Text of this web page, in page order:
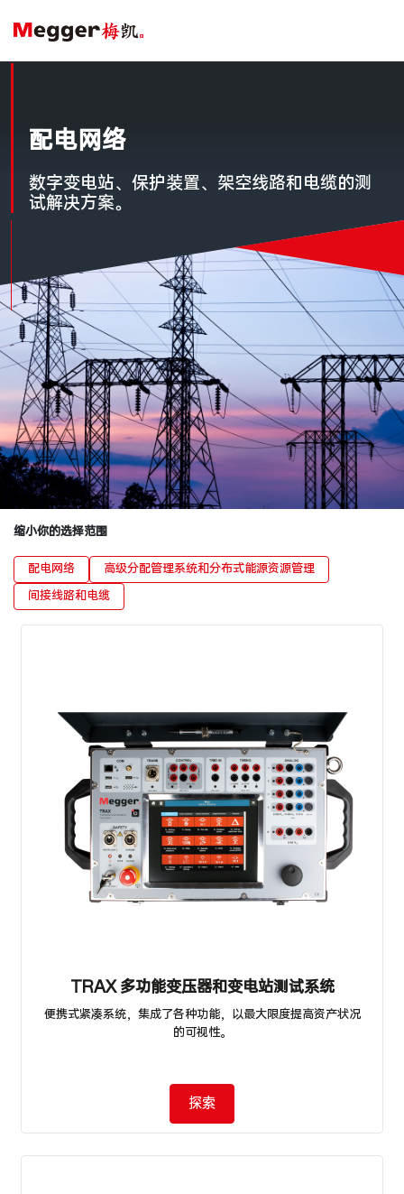
配电网络
数字变电站、保护装置、架空线路和电缆的测
试解决方案。
缩小你的选择范围
配电网络
高级分配管理系统和分布式能源资源管理
间接线路和电缆
TRAX 多功能变压器和变电站测试系统
便携式紧凑系统，集成了各种功能，以最大限度提高资产状况
的可视性。
探索